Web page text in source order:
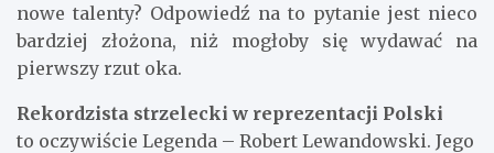
nowe talenty? Odpowiedź na to pytanie jest nieco
bardziej złożona, niż mogłoby się wydawać na
pierwszy rzut oka.
Rekordzista strzelecki w reprezentacji Polski
to oczywiście Legenda – Robert Lewandowski. Jego